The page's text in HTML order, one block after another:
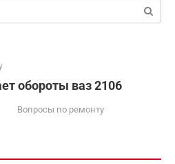
обороты ваз 2106
Вопросы по ремонту